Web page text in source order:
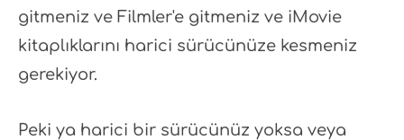
gitmeniz ve Filmler'e gitmeniz ve iMovie
kitaplıklarını harici sürücünüze kesmeniz
gerekiyor.
Peki ya harici bir sürücünüz yoksa veya